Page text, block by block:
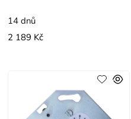
14 dnů
2 189 Kč